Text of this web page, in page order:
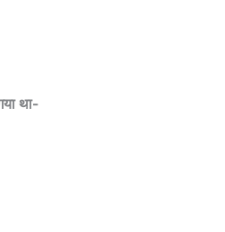
था-